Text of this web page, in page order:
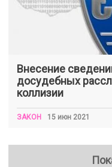
Внесение
досудебных
коллизии
ЗАКОН 15 июн 2021